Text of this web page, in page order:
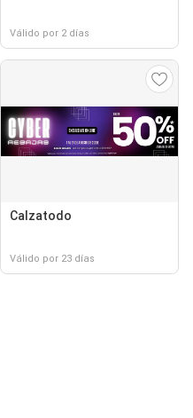
Válido por 2 días
Calzatodo
Válido por 23 días